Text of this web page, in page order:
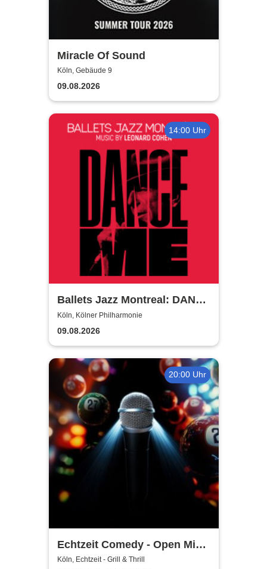
Miracle Of Sound
Köln, Gebäude 9
09.08.2026
14:00 Uhr
Ballets Jazz Montreal: DANCE
ME
Köln, Kölner Philharmonie
09.08.2026
20:00 Uhr
Echtzeit Comedy - Open Mic
& Bingo
Köln, Echtzeit - Grill & Thrill